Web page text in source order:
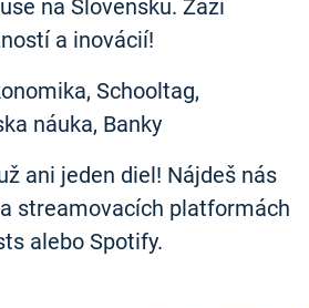
na Slovensku. Zaži
a inovácií!
Schooltag,
náuka, Banky
ani jeden diel! Nájdeš nás
streamovacích platformách
alebo Spotify.